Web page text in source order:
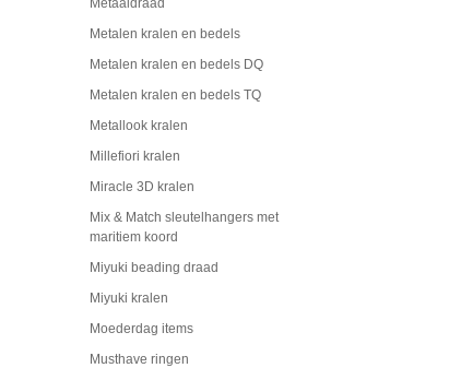
Metaaldraad
Metalen kralen en bedels
Metalen kralen en bedels DQ
Metalen kralen en bedels TQ
Metallook kralen
Millefiori kralen
Miracle 3D kralen
Mix & Match sleutelhangers met
maritiem koord
Miyuki beading draad
Miyuki kralen
Moederdag items
Musthave ringen